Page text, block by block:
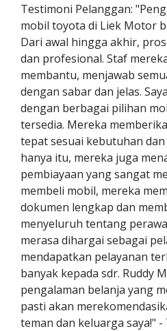
Testimoni Pelanggan:
mobil toyota di Liek Motor
Dari awal hingga akhir,
dan profesional. Staf
membantu, menjawab
dengan sabar dan jelas.
dengan berbagai pilihan
tersedia. Mereka
tepat sesuai kebutuhan
hanya itu, mereka juga
pembiayaan yang sangat
membeli mobil, mereka
dokumen lengkap dan
menyeluruh tentang
merasa dihargai sebagai
mendapatkan pelayanan
banyak kepada sdr. Ruddy
pengalaman belanja yang
pasti akan
teman dan keluarga saya!"